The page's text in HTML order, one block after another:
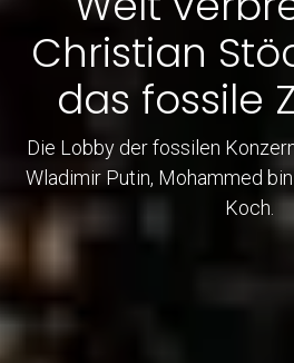
Christian
das fossile
Die Lobby der fossilen
Wladimir Putin, Mohammed
Koch.